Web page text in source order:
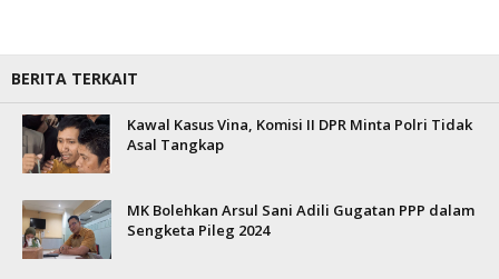
BERITA TERKAIT
Kawal Kasus Vina, Komisi II DPR Minta Polri Tidak
Asal Tangkap
MK Bolehkan Arsul Sani Adili Gugatan PPP dalam
Sengketa Pileg 2024